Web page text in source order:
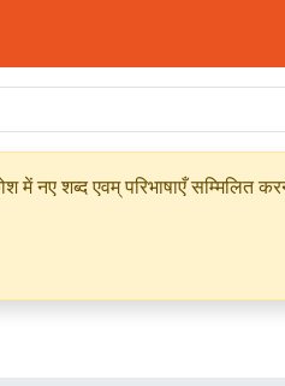
नए शब्द एवम् परिभाषाएँ सम्मिलित